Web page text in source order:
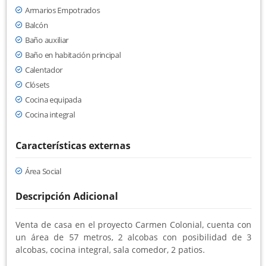
Armarios Empotrados
Balcón
Baño auxiliar
Baño en habitación principal
Calentador
Clósets
Cocina equipada
Cocina integral
Características externas
Área Social
Descripción Adicional
Venta de casa en el proyecto Carmen Colonial, cuenta con
un área de 57 metros, 2 alcobas con posibilidad de 3
alcobas, cocina integral, sala comedor, 2 patios.